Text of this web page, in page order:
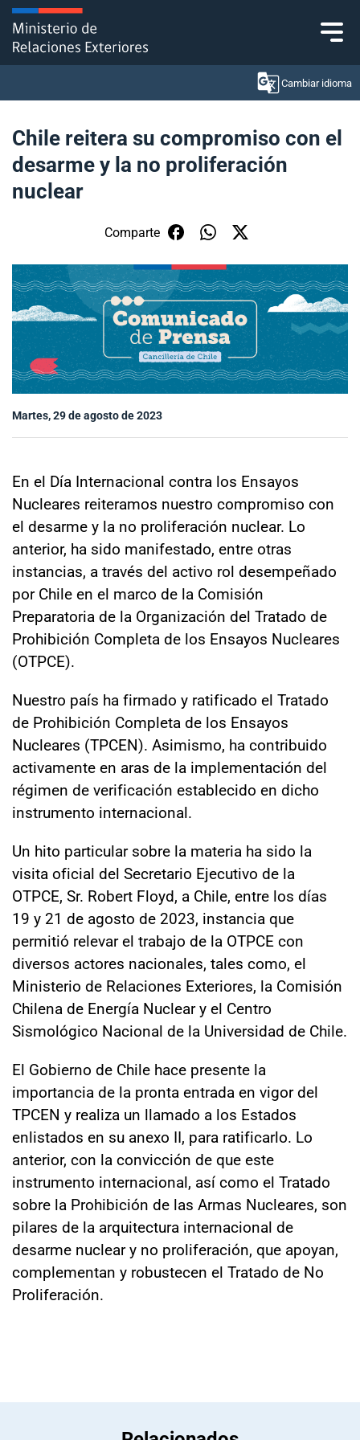
Click acá para ir directamente al contenido
Cambiar idioma
Ministerio
Política Exterior
Embajadas y consulados
Servicios ciudadanos
Subsecretaría de Relaciones Económicas
Internacionales
Sala de prensa
Chile reitera su compromiso con el
desarme y la no proliferación
nuclear
Comparte
Martes, 29 de agosto de 2023
En el Día Internacional contra los Ensayos
Nucleares reiteramos nuestro compromiso con
el desarme y la no proliferación nuclear. Lo
anterior, ha sido manifestado, entre otras
instancias, a través del activo rol desempeñado
por Chile en el marco de la Comisión
Preparatoria de la Organización del Tratado de
Prohibición Completa de los Ensayos Nucleares
(OTPCE).
Nuestro país ha firmado y ratificado el Tratado
de Prohibición Completa de los Ensayos
Nucleares (TPCEN). Asimismo, ha contribuido
activamente en aras de la implementación del
régimen de verificación establecido en dicho
instrumento internacional.
Un hito particular sobre la materia ha sido la
visita oficial del Secretario Ejecutivo de la
OTPCE, Sr. Robert Floyd, a Chile, entre los días
19 y 21 de agosto de 2023, instancia que
permitió relevar el trabajo de la OTPCE con
diversos actores nacionales, tales como, el
Ministerio de Relaciones Exteriores, la Comisión
Chilena de Energía Nuclear y el Centro
Sismológico Nacional de la Universidad de Chile.
El Gobierno de Chile hace presente la
importancia de la pronta entrada en vigor del
TPCEN y realiza un llamado a los Estados
enlistados en su anexo II, para ratificarlo. Lo
anterior, con la convicción de que este
instrumento internacional, así como el Tratado
sobre la Prohibición de las Armas Nucleares, son
pilares de la arquitectura internacional de
desarme nuclear y no proliferación, que apoyan,
complementan y robustecen el Tratado de No
Proliferación.